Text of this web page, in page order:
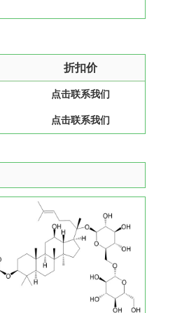
折扣价
点击联系我们
点击联系我们